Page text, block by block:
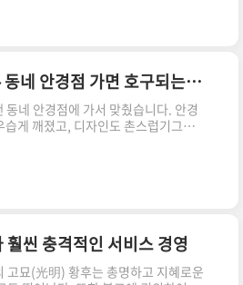
.” 최고경영자는 항상 기업과 구성
것을 지키기 위한 다짐을 하며 경영
앞의 이익만 살피면 큰일을 이룰 수 없
에는 마치 성인군자의 자세로 출발한
체를 위해 경영을 함으로써..
안경 싸게 사는 방법 - 동네 안경점 가면 호구되는 이유
네 안경점에 가서 맞췄습니다. 안경
게 깨졌고, 디자인도 촌스럽기그지
터 프랜차이즈 안경점이 챙겨나면서
스러운 디자인을 가진 안경을 맞출
에 비해 떨어지는 품질 한때 전국 소
점을 망하게 하겠다고 했었습니다.
렌즈로 맞추면 30만원이 되는 안경이
원이면 맞출 수 있었기 때문입니다.
랜차이즈로 떠났고 다시는 돌아오..
씬 충격적인 서비스 경영
고묘(光明) 황후는 총명하고 지혜로운